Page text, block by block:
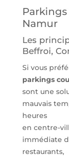
Namur
Les
Beffroi,
Si vous
parkings
sont une
mauvais
heures
en centre-
immédiate
restaurants,